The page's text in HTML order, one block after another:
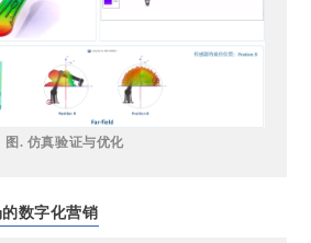
图. 仿真验证与优化
数字化营销